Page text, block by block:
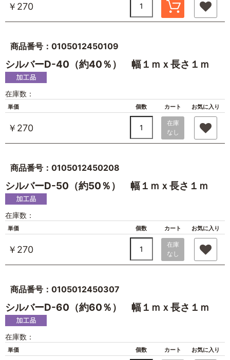
￥270
商品番号：0105012450109
シルバーD-40（約40％） 幅１ｍｘ長さ１ｍ
在庫数：
単価 個数 カート お気に入り
￥270
在庫
なし
商品番号：0105012450208
シルバーD-50（約50％） 幅１ｍｘ長さ１ｍ
在庫数：
単価 個数 カート お気に入り
￥270
在庫
なし
商品番号：0105012450307
シルバーD-60（約60％） 幅１ｍｘ長さ１ｍ
在庫数：
単価 個数 カート お気に入り